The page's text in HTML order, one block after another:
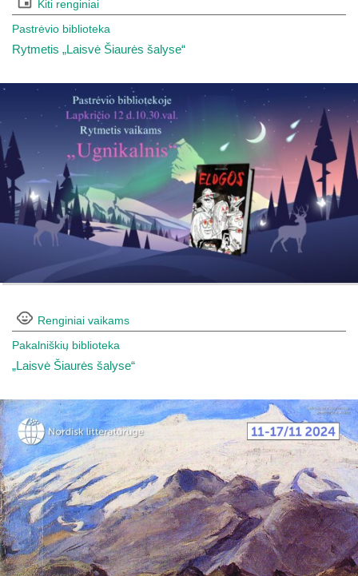
Kiti renginiai
Pastrėvio biblioteka
Rytmetis „Laisvė Šiaurės šalyse“
Renginiai vaikams
Pakalniškių biblioteka
„Laisvė Šiaurės šalyse“